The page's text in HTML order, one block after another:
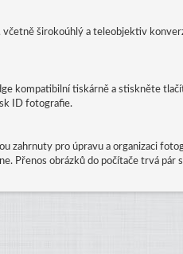
širokoúhlý a teleobjektiv
kompatibilní tiskárně a stiskněte
ID fotografie.
zahrnuty pro úpravu a organizaci
Přenos obrázků do počítače trvá pár